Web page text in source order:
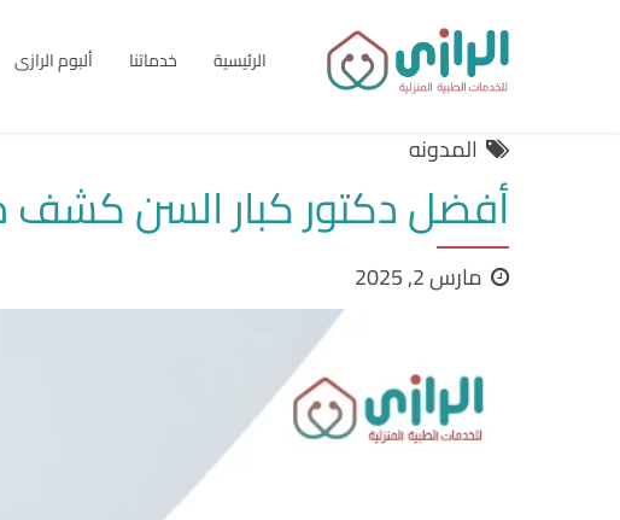
الرئيسية خدماتنا ألبوم الرازى
المدونه
أفضل دكتور كبار السن
مارس 2, 2025